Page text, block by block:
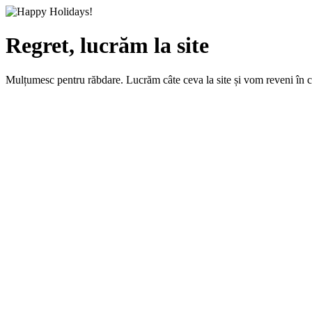
Regret, lucrăm la site
Mulțumesc pentru răbdare. Lucrăm câte ceva la site și vom reveni în